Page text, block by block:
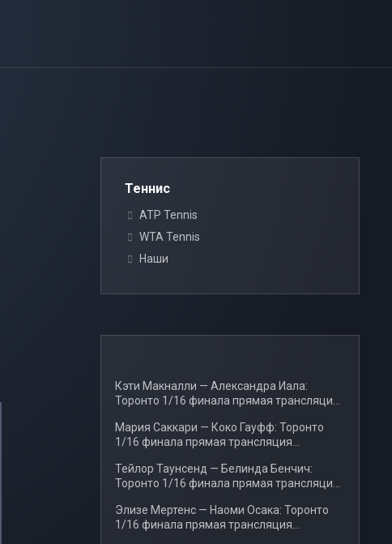
Теннис
ATP Tennis
WTA Tennis
Наши
Кэти Макналли — Александра Иала:
Торонто 1/16 финала прямая трансляция
Мария Саккари — Коко Гауфф: Торонто
1/16 финала прямая трансляция
Тейлор Таунсенд — Белинда Бенчич:
Торонто 1/16 финала прямая трансляция
Элизе Мертенс — Наоми Осака: Торонто
1/16 финала прямая трансляция